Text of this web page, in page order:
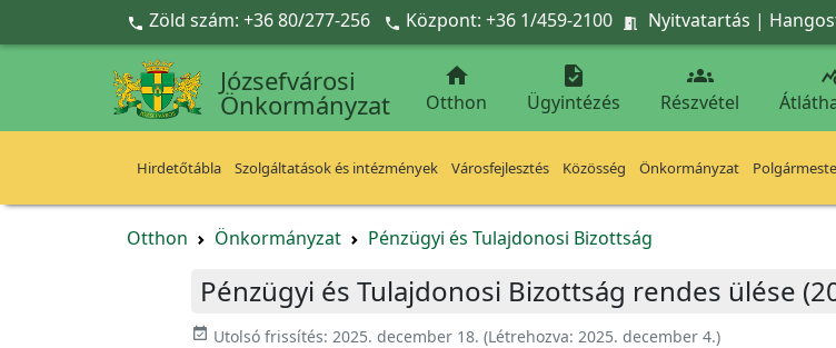
Ugrás a fő tartalomra
 Zöld szám: +36 80/277-256  Központ: +36 1/459-2100  Nyitvatartás |
Józsefvárosi
Önkormányzat

Otthon

Ügyintézés

Részvétel
Hirdetőtábla Szolgáltatások és intézmények Városfejlesztés Közösség Önkormányzat
Otthon Önkormányzat Pénzügyi és Tulajdonosi Bizottság
Pénzügyi és Tulajdonosi Bizottság rendes ülése
event_available Utolsó frissítés: 2025. december 18. (Létrehozva: 2025. december 4.)